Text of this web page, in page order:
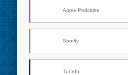
Apple Podcasts
Spotify
TuneIn